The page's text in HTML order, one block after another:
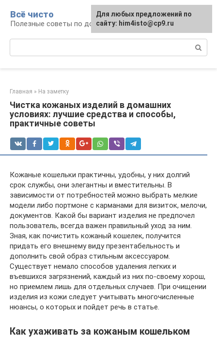
контенту
Всё чисто
Полезные советы по домоводству
Главная » На заметку
Чистка кожаных изделий в домашних
условиях: лучшие средства и способы,
практичные советы
Кожаные кошельки практичны, удобны, у них долгий
срок службы, они элегантны и вместительны. В
зависимости от потребностей можно выбрать мелкие
модели либо портмоне с карманами для визиток, мелочи,
документов. Какой бы вариант изделия не предпочел
пользователь, всегда важен правильный уход за ним.
Зная, как почистить кожаный кошелек, получится
придать его внешнему виду презентабельность и
дополнить свой образ стильным аксессуаром.
Существует немало способов удаления легких и
въевшихся загрязнений, каждый из них по-своему хорош,
но приемлем лишь для отдельных случаев. При очищении
изделия из кожи следует учитывать многочисленные
нюансы, о которых и пойдет речь в статье.
Как ухаживать за кожаным кошельком
Для любых предложений по
сайту: him4isto@cp9.ru